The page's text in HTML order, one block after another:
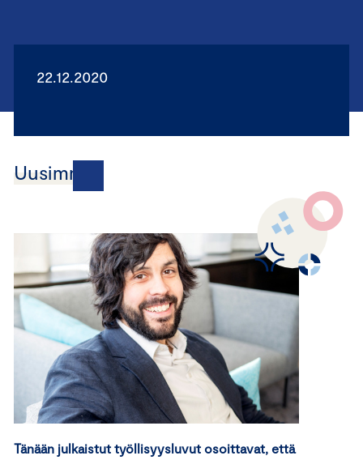
22.12.2020
Uusimmat
Tänään julkaistut työllisyysluvut osoittavat, että